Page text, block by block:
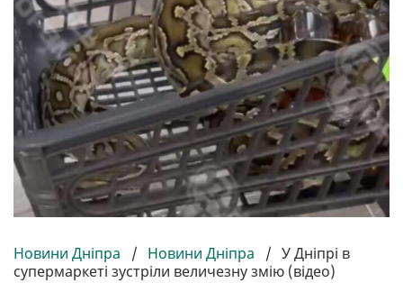
Новини Дніпра / Новини Дніпра / У Дніпрі в
супермаркеті зустріли величезну змію (відео)